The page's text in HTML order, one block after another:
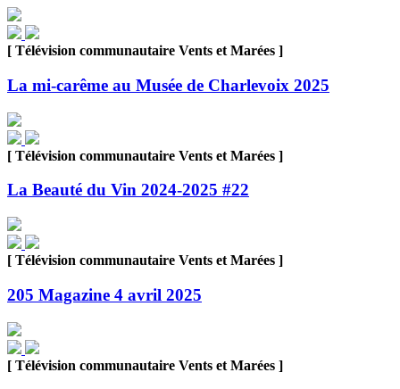
[ Télévision communautaire Vents et Marées ]
La mi-carême au Musée de Charlevoix 2025
[ Télévision communautaire Vents et Marées ]
La Beauté du Vin 2024-2025 #22
[ Télévision communautaire Vents et Marées ]
205 Magazine 4 avril 2025
[ Télévision communautaire Vents et Marées ]